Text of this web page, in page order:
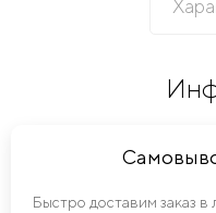
Быстро доставим заказ